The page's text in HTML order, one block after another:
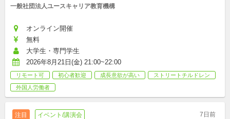
一般社団法人ユースキャリア教育機構
オンライン開催
無料
大学生・専門学生
2026年8月21日(金) 21:00~22:00
リモート可 初心者歓迎 成長意欲が高い
ストリートチルドレン
外国人労働者
注目 イベント/講演会 7日前